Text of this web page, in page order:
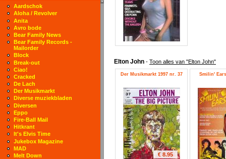
Elton John - Toon alles van "Elton John"
Der Musikmarkt 1997 nr. 37
€ 8.95
Smilin'
Aardschok
Aloha / Revolver
Anita
Avro bode
Bear Family News
Bear Family Records -
Mailorder
Block
Break-out
Ciao!
Cracked
De Lach
Der Musikmarkt
Diverse muziekbladen
Diversen
Eppo
Fire-Ball Mail
Hitkrant
It's Elvis Time
Jukebox Magazine
MAD
Melt Down